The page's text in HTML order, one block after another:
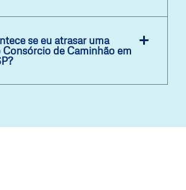
se eu atrasar uma
Consórcio de Caminhão em